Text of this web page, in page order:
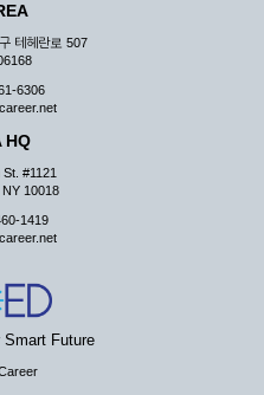
중 변경된 내용이 있는 경우
통지하여야 합니다.
부당하게 사용하는 행위를
이트의 홍보행위를 하지 않
위배되는 내용 혹은 저작권을
하며, 기타 회사의 업무에 방
다.
의를 철회할 수 있습니다.
테헤란로 507
6306
HQ
#1121
10018
1419
Smart Future